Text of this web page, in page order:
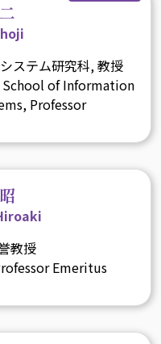
ステム研究科, 教授
School of Information
Professor
教授
Emeritus